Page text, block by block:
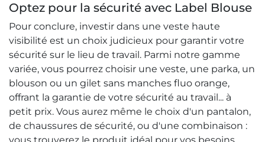
Optez pour la sécurité avec Label Blouse
Pour conclure, investir dans une veste haute
visibilité est un choix judicieux pour garantir votre
sécurité sur le lieu de travail. Parmi notre gamme
variée, vous pourrez choisir une veste, une parka, un
blouson ou un gilet sans manches fluo orange,
offrant la garantie de votre sécurité au travail... à
petit prix. Vous aurez même le choix d'un pantalon,
de chaussures de sécurité, ou d'une combinaison :